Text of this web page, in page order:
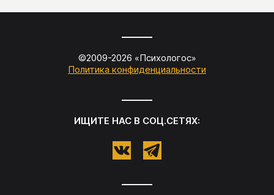
©2009-2026 «Психологос»
Политика конфиденциальности
ИЩИТЕ НАС В СОЦ.СЕТЯХ: